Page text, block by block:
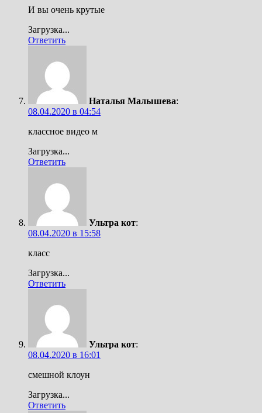
И вы очень крутые
Загрузка...
Ответить
Наталья Малышева:
08.04.2020 в 04:54
классное видео м
Загрузка...
Ответить
Ультра кот:
08.04.2020 в 15:58
класс
Загрузка...
Ответить
Ультра кот:
08.04.2020 в 16:01
смешной клоун
Загрузка...
Ответить